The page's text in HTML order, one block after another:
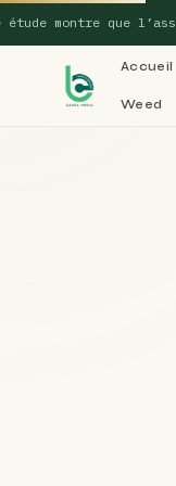
montre que
Accueil
Weed
Une nouvelle